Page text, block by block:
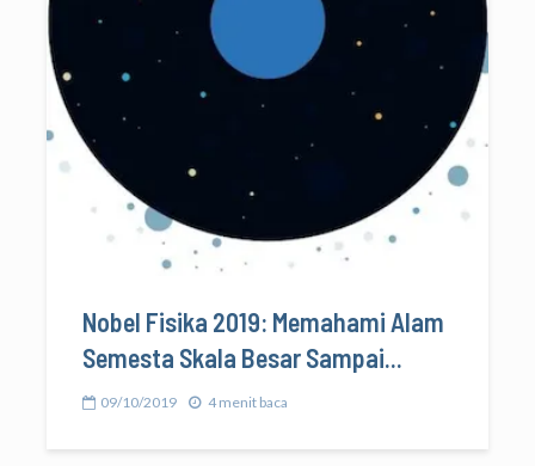
Nobel Fisika 2019: Memahami Alam
Semesta Skala Besar Sampai...
09/10/2019 4 menit baca